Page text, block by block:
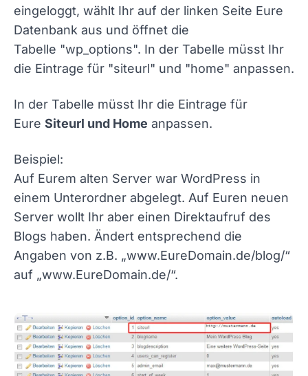
eingeloggt, wählt Ihr auf der linken Seite Eure
Datenbank aus und öffnet die
Tabelle "wp_options". In der Tabelle müsst Ihr
die Eintrage für "siteurl" und "home" anpassen.
In der Tabelle müsst Ihr die Eintrage für
Eure Siteurl und Home anpassen.
Beispiel:
Auf Eurem alten Server war WordPress in
einem Unterordner abgelegt. Auf Euren neuen
Server wollt Ihr aber einen Direktaufruf des
Blogs haben. Ändert entsprechend die
Angaben von z.B. „www.EureDomain.de/blog/“
auf „www.EureDomain.de/“.